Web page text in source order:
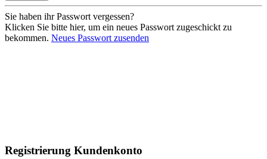
Sie haben ihr Passwort vergessen?
Klicken Sie bitte hier, um ein neues Passwort zugeschickt zu
bekommen. Neues Passwort zusenden
Registrierung Kundenkonto